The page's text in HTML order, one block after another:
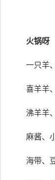
火锅呀
一只羊
喜羊羊
沸羊羊
麻酱、
海带、